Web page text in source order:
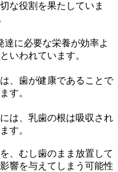
な役割を果たしていま
達に必要な栄養が効率よ
いわれています。
、歯が健康であることで
す。
は、乳歯の根は吸収され
す。
、むし歯のまま放置して
響を与えてしまう可能性